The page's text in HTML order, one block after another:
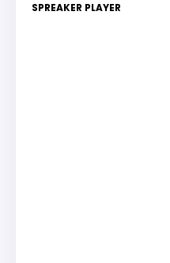
SPREAKER PLAYER